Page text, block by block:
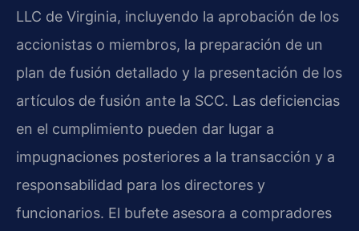
LLC de Virginia, incluyendo la aprobación de los
accionistas o miembros, la preparación de un
plan de fusión detallado y la presentación de los
artículos de fusión ante la SCC. Las deficiencias
en el cumplimiento pueden dar lugar a
impugnaciones posteriores a la transacción y a
responsabilidad para los directores y
funcionarios. El bufete asesora a compradores